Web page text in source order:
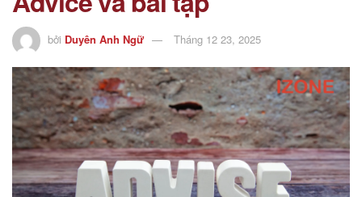
bởi Duyên Anh Ngữ Tháng 12 23, 2025